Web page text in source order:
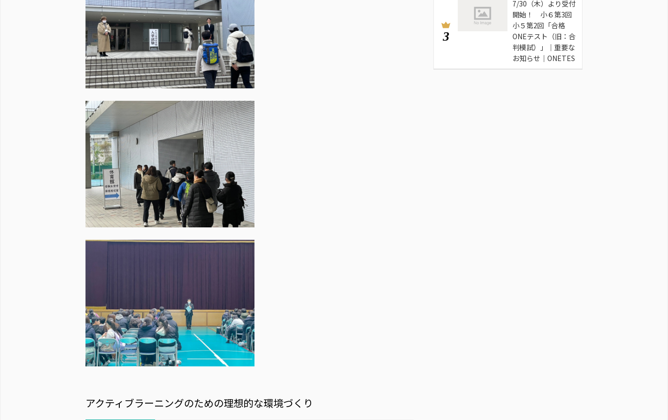
アクティブラーニングのための理想的な環境づくり
3
7/30（木）より受付
開始！ 小６第3回
小５第2回「合格
ONEテスト（旧：合
判模試）」｜重要な
お知らせ｜ONETES